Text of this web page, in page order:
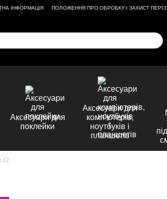
ІНФОРМАЦІЯ ПОЛОЖЕННЯ ПРО ОБРОБКУ І ЗАХИСТ
Аксесуари для
поклейки
Аксесуари для
комп'ютерів,
ноутбуків і
планшетів
12